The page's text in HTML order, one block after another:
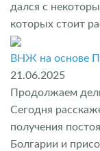
дался с
которых стоит
ВНЖ на основе
21.06.2025
Продолжаем
Сегодня
получения
Болгарии и